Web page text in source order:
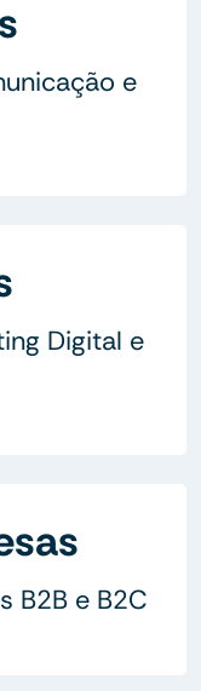
e
Digital e
B2B e B2C